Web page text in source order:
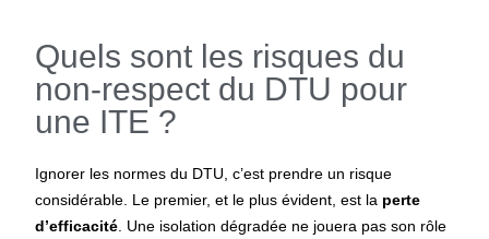
Quels sont les risques du
non-respect du DTU pour
une ITE ?
Ignorer les normes du DTU, c’est prendre un risque
considérable. Le premier, et le plus évident, est la perte
d’efficacité. Une isolation dégradée ne jouera pas son rôle